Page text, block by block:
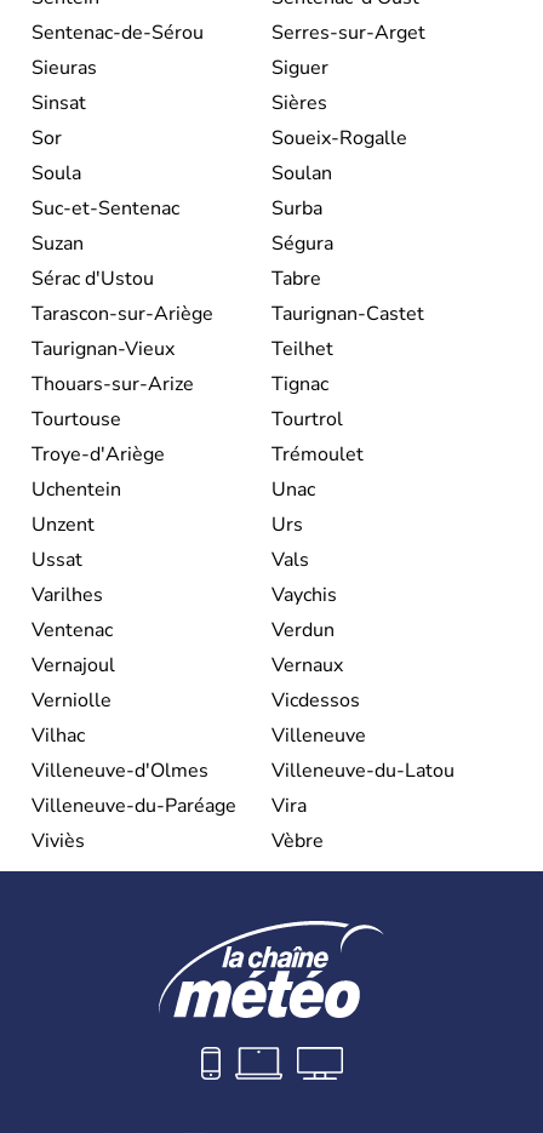
Sentenac-de-Sérou
Serres-sur-Arget
Sieuras
Siguer
Sinsat
Sières
Sor
Soueix-Rogalle
Soula
Soulan
Suc-et-Sentenac
Surba
Suzan
Ségura
Sérac d'Ustou
Tabre
Tarascon-sur-Ariège
Taurignan-Castet
Taurignan-Vieux
Teilhet
Thouars-sur-Arize
Tignac
Tourtouse
Tourtrol
Troye-d'Ariège
Trémoulet
Uchentein
Unac
Unzent
Urs
Ussat
Vals
Varilhes
Vaychis
Ventenac
Verdun
Vernajoul
Vernaux
Verniolle
Vicdessos
Vilhac
Villeneuve
Villeneuve-d'Olmes
Villeneuve-du-Latou
Villeneuve-du-Paréage
Vira
Viviès
Vèbre